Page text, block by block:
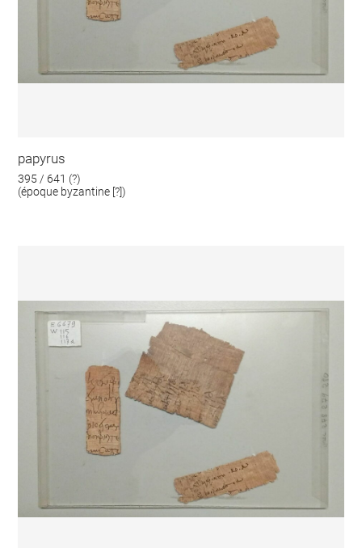
papyrus
395 / 641 (?)
(époque byzantine [?])